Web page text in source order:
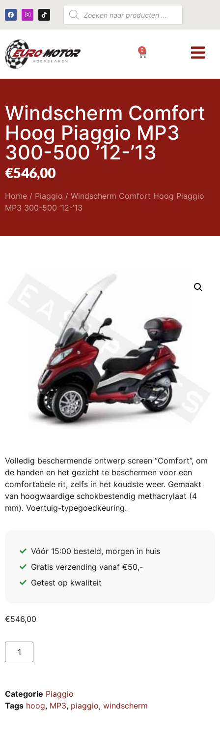
0
Windscherm Comfort
Hoog Piaggio MP3
300-500 ’12-’13
€546,00
Home / Piaggio / Windscherm Comfort Hoog Piaggio
MP3 300-500 ’12-’13
Volledig beschermende ontwerp screen “Comfort”, om
de handen en het gezicht te beschermen voor een
comfortabele rit, zelfs in het koudste weer. Gemaakt
van hoogwaardige schokbestendig methacrylaat (4
mm). Voertuig-typegoedkeuring.
Vóór 15:00 besteld, morgen in huis
Gratis verzending vanaf €50,-
Getest op kwaliteit
€546,00
Categorie Piaggio
Tags hoog, MP3, piaggio, windscherm